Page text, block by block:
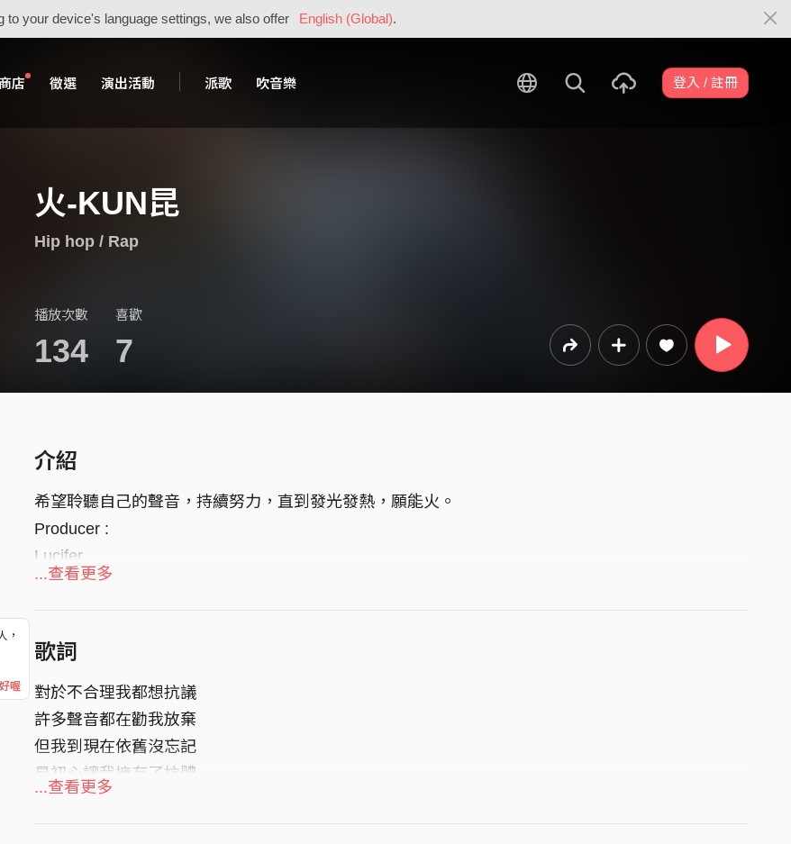
to your device's language settings, we also offer English (Global).
店 徵選 演出活動 派歌 吹音樂 登入 / 註冊
火-KUN昆
Hip hop / Rap
播放次數
134
喜歡
7
，
好喔
介紹
希望聆聽自己的聲音，持續努力，直到發光發熱，願能火。
Producer :
Lucifer
...查看更多
歌詞
對於不合理我都想抗議
許多聲音都在勸我放棄
但我到現在依舊沒忘記
是初心讓我擁有了抗體
聽 聽你心裡的聲音
...查看更多